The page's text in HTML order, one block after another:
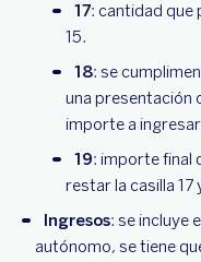
17: cantidad que
15.
18: se
una presentación
importe a
19: importe final
restar la casilla 17
Ingresos: se incluye
autónomo, se tiene